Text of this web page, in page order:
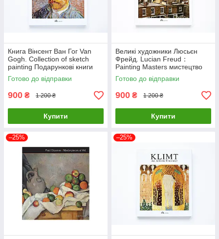
Книга Вінсент Ван Гог Van
Gogh. Collection of sketch
painting Подарункові книги
про мистецтво та живопис
Готово до відправки
900 ₴ 1 200 ₴
Купити
Великі художники Люсьєн
Фрейд. Lucian Freud：
Painting Masters мистецтво
живопис книги для
художників
Готово до відправки
900 ₴ 1 200 ₴
Купити
–25% –25%